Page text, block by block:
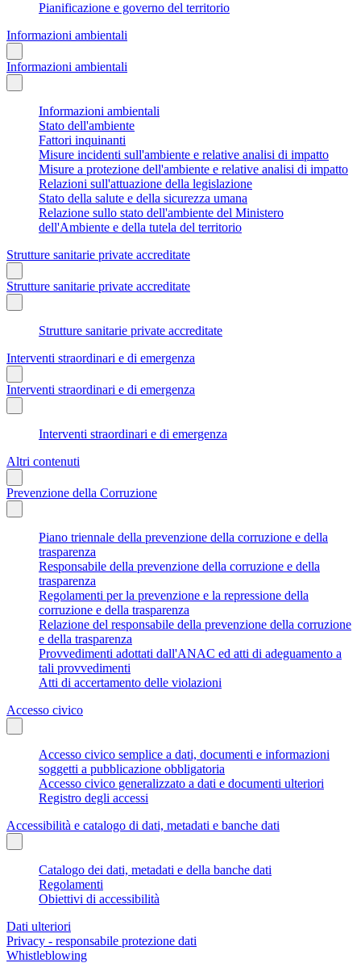
Pianificazione e governo del territorio
Informazioni ambientali
Informazioni ambientali
Informazioni ambientali
Stato dell'ambiente
Fattori inquinanti
Misure incidenti sull'ambiente e relative analisi di impatto
Misure a protezione dell'ambiente e relative analisi di impatto
Relazioni sull'attuazione della legislazione
Stato della salute e della sicurezza umana
Relazione sullo stato dell'ambiente del Ministero
dell'Ambiente e della tutela del territorio
Strutture sanitarie private accreditate
Strutture sanitarie private accreditate
Strutture sanitarie private accreditate
Interventi straordinari e di emergenza
Interventi straordinari e di emergenza
Interventi straordinari e di emergenza
Altri contenuti
Prevenzione della Corruzione
Piano triennale della prevenzione della corruzione e della
trasparenza
Responsabile della prevenzione della corruzione e della
trasparenza
Regolamenti per la prevenzione e la repressione della
corruzione e della trasparenza
Relazione del responsabile della prevenzione della corruzione
e della trasparenza
Provvedimenti adottati dall'ANAC ed atti di adeguamento a
tali provvedimenti
Atti di accertamento delle violazioni
Accesso civico
Accesso civico semplice a dati, documenti e informazioni
soggetti a pubblicazione obbligatoria
Accesso civico generalizzato a dati e documenti ulteriori
Registro degli accessi
Accessibilità e catalogo di dati, metadati e banche dati
Catalogo dei dati, metadati e della banche dati
Regolamenti
Obiettivi di accessibilità
Dati ulteriori
Privacy - responsabile protezione dati
Whistleblowing